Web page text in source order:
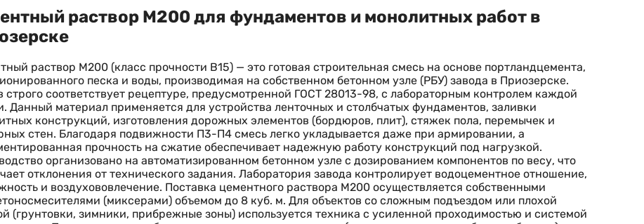
раствор М200 для фундаментов и монолитных работ в
раствор М200 (класс прочности В15) — это готовая строительная смесь на основе портландцемента,
песка и воды, производимая на собственном бетонном узле (РБУ) завода в Приозерске.
строго соответствует рецептуре, предусмотренной ГОСТ 28013-98, с лабораторным контролем каждой
Данный материал применяется для устройства ленточных и столбчатых фундаментов, заливки
конструкций, изготовления дорожных элементов (бордюров, плит), стяжек пола, перемычек и
стен. Благодаря подвижности П3-П4 смесь легко укладывается даже при армировании, а
прочность на сжатие обеспечивает надежную работу конструкций под нагрузкой.
организовано на автоматизированном бетонном узле с дозированием компонентов по весу, что
отклонения от технического задания. Лаборатория завода контролирует водоцементное отношение,
и воздухововлечение. Поставка цементного раствора М200 осуществляется собственными
(миксерами) объемом до 8 куб. м. Для объектов со сложным подъездом или плохой
(грунтовки, зимники, прибрежные зоны) используется техника с усиленной проходимостью и системой